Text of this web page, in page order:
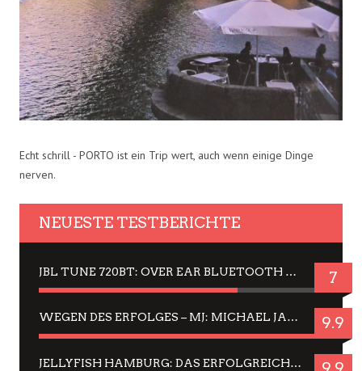
Echt schrill - PORTO ist ein Trip wert, auch wenn einige Dinge
nerven.
NEUESTE TESTBERICHTE
JBL TUNE 720BT: OVER EAR BLUETOOTH KOPFHÖRER UM DIE 50,-€ IM DAUER-TEST 7
WEGEN DES ERFOLGES – MJ: MICHAEL JACKSON MUSICAL IN EINER MATINEE SEHEN 9.9
JELLYFISH HAMBURG: DAS ERFOLGREICHE SOMMER-MENÜ 2025 IN GEFÜHLEN UND BILDERN